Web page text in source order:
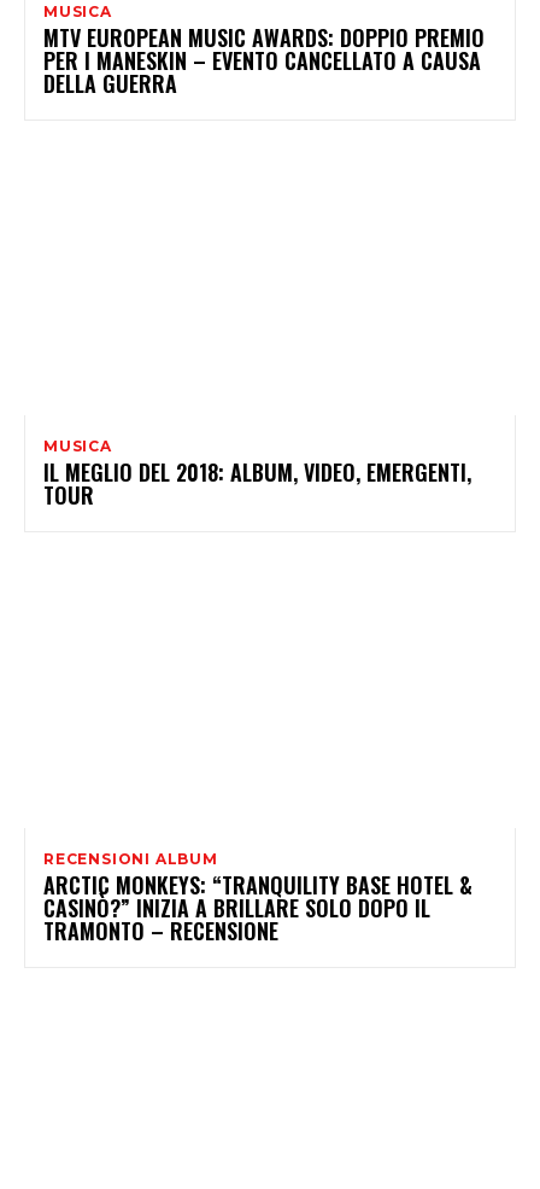
MUSICA
MTV EUROPEAN MUSIC AWARDS: DOPPIO PREMIO
PER I MANESKIN – EVENTO CANCELLATO A CAUSA
DELLA GUERRA
MUSICA
IL MEGLIO DEL 2018: ALBUM, VIDEO, EMERGENTI,
TOUR
RECENSIONI ALBUM
ARCTIC MONKEYS: “TRANQUILITY BASE HOTEL &
CASINÒ?” INIZIA A BRILLARE SOLO DOPO IL
TRAMONTO – RECENSIONE